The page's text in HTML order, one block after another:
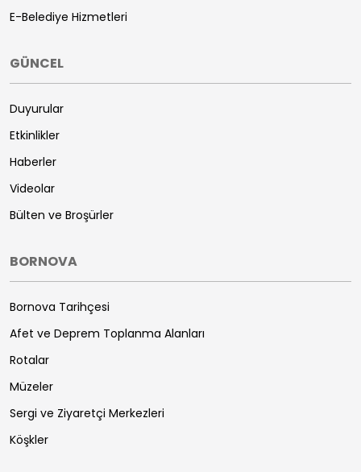
E-Belediye Hizmetleri
GÜNCEL
Duyurular
Etkinlikler
Haberler
Videolar
Bülten ve Broşürler
BORNOVA
Bornova Tarihçesi
Afet ve Deprem Toplanma Alanları
Rotalar
Müzeler
Sergi ve Ziyaretçi Merkezleri
Köşkler